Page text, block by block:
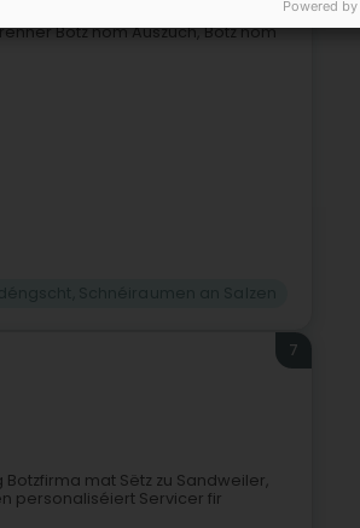
wéi och fir Betriber schafft.Mat
Botz nom Auszuch, Botz nom
7
Botzfirma mat Sëtz zu Sandweiler,
personaliséiert Servicer fir
Powered by